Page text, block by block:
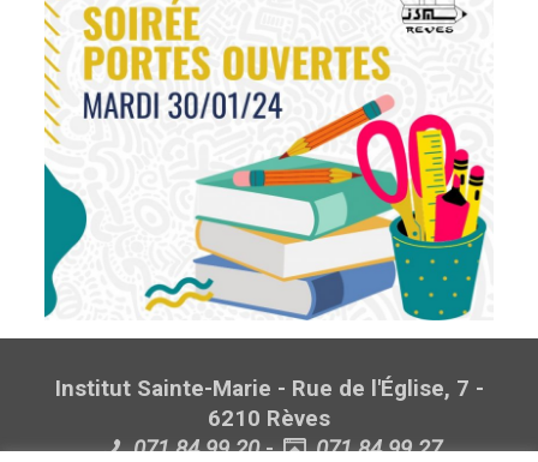
Institut Sainte-Marie - Rue de l'Église, 7 -
6210 Rèves
071.84.99.20- 071.84.99.27